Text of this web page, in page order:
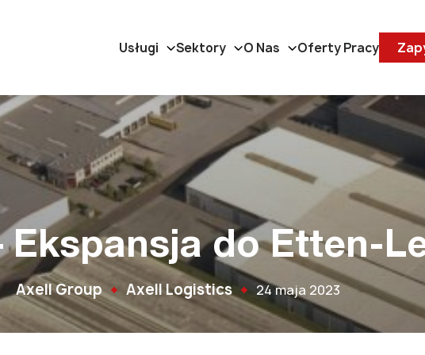
Usługi Sektory O Nas Oferty Pracy
Ekspansja do Etten-
Axell Group Axell Logistics 24 maja 2023